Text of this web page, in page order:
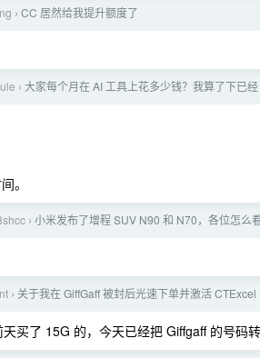
› CC 居然给我提升额度了
› 大家每个月在 AI 工具上花多少钱？我算了下已
。
› 小米发布了增程 SUV N90 和 N70，各位怎么
› 关于我在 GiffGaff 被封后光速下单并激活
买了 15G 的，今天已经把 Giffgaff 的号码